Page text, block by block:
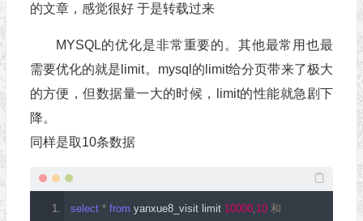
的文章，感觉很好 于是转载过来
MYSQL的优化是非常重要的。其他最常用也最
需要优化的就是limit。mysql的limit给分页带来了极大
的方便，但数据量一大的时候，limit的性能就急剧下
降。
同样是取10条数据
select * from yanxue8_visit limit 10000,10 和